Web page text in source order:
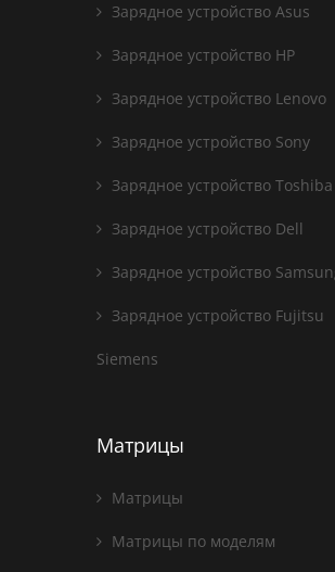
Зарядное устройство Asus
Зарядное устройство HP
Зарядное устройство Lenovo
Зарядное устройство Sony
Зарядное устройство Toshiba
Зарядное устройство Dell
Зарядное устройство
Зарядное устройство Fujitsu
Siemens
Матрицы
Матрицы
Матрицы по моделям